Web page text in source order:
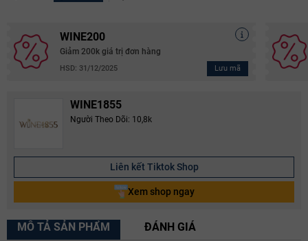
WINE200
Giảm 200k giá trị đơn hàng
HSD: 31/12/2025 Lưu mã
WINE1855
Người Theo Dõi: 10,8k
Liên kết Tiktok Shop
Xem shop ngay
MÔ TẢ SẢN PHẨM ĐÁNH GIÁ